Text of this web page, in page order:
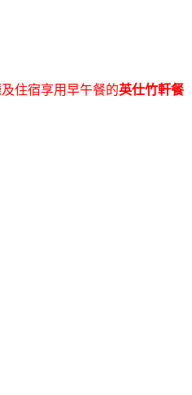
住宿享用早午餐的英仕竹軒餐